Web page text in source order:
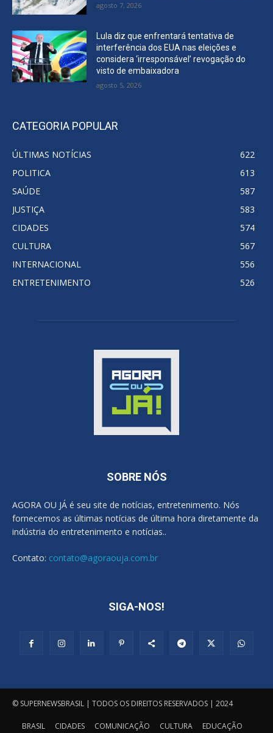
agosto 7, 2026
Lula diz que enfrentará tentativa de
interferência dos EUA nas eleições e
considera ‘irresponsável’ revogação do
visto de embaixadora
agosto 5, 2026
CATEGORIA POPULAR
ÚLTIMAS NOTÍCIAS
622
POLITICA
613
SAÚDE
587
JUSTIÇA
583
CIDADES
574
CULTURA
567
INTERNACIONAL
556
ENTRETENIMENTO
526
SOBRE NÓS
AGORA OU JÁ é seu site de notícias, entretenimento. Nós
fornecemos as últimas notícias de última hora diretamente da
indústria do entretenimento e notícias..
Contato: contato@agoraouja.com.br
SIGA-NOS!
© SUPERNEWSBRASIL | TODOS OS DIREITOS RESERVADOS | 2024
BRASIL CIDADES COMUNICAÇÃO CULTURA EDUCAÇÃO